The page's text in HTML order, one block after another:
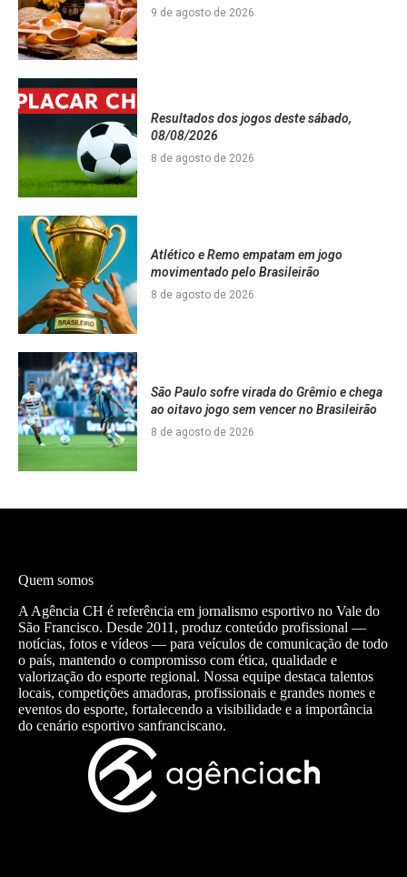
9 de agosto de 2026
Resultados dos jogos deste sábado,
08/08/2026
8 de agosto de 2026
Atlético e Remo empatam em jogo
movimentado pelo Brasileirão
8 de agosto de 2026
São Paulo sofre virada do Grêmio e chega
ao oitavo jogo sem vencer no Brasileirão
8 de agosto de 2026
Quem somos
A Agência CH é referência em jornalismo esportivo no Vale do
São Francisco. Desde 2011, produz conteúdo profissional —
notícias, fotos e vídeos — para veículos de comunicação de todo
o país, mantendo o compromisso com ética, qualidade e
valorização do esporte regional. Nossa equipe destaca talentos
locais, competições amadoras, profissionais e grandes nomes e
eventos do esporte, fortalecendo a visibilidade e a importância
do cenário esportivo sanfranciscano.